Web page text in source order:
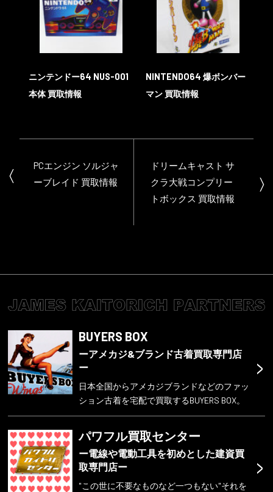
ニンテンドー64 NUS-001
本体 買取情報
NINTENDO64 爆ボンバー
マン 買取情報
PCエンジン ソルジャ
ーブレイド 買取情報
ドリームキャスト サ
クラ大戦コンプリー
トボックス 買取情報
>
BUYERS BOX
ーアメカジ&ブランド古着買取専門店
ー
日本全国からアメカジブランドなどのファッ
ション古着を宅配で買取するBUYERS BOX。
>
パワフル買取センター
ー電線や電動工具を初めとした建資買
取専門店ー
"この世に不要なものなど一つもない"それを